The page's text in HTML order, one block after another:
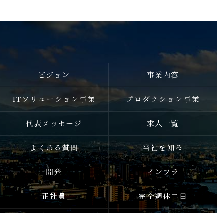
ビジョン 事業内容
ITソリューション事業 プロダクション事業
代表メッセージ 求人一覧
よくある質問 当社を知る
開発 インフラ
正社員 完全週休二日